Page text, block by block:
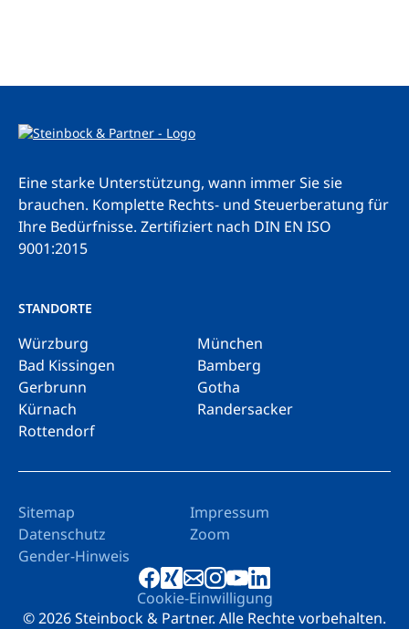
Eine starke Unterstützung, wann immer Sie sie
brauchen. Komplette Rechts- und Steuerberatung für
Ihre Bedürfnisse. Zertifiziert nach DIN EN ISO
9001:2015
STANDORTE
Würzburg
München
Bad Kissingen
Bamberg
Gerbrunn
Gotha
Kürnach
Randersacker
Rottendorf
Sitemap
Impressum
Datenschutz
Zoom
Gender-Hinweis
© 2026 Steinbock & Partner. Alle Rechte vorbehalten.
Cookie-Einwilligung